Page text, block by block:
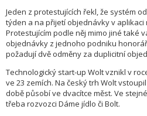
Jeden z protestujících řekl, že systém
týden a na přijetí objednávky v aplikaci
Protestujícím podle něj mimo jiné také
objednávky z jednoho podniku
požadují dvě odměny za duplicitní
Technologický start-up Wolt vznikl v
ve 23 zemích. Na český trh Wolt
době působí ve dvacítce měst. Ve
třeba rozvozci Dáme jídlo či Bolt.